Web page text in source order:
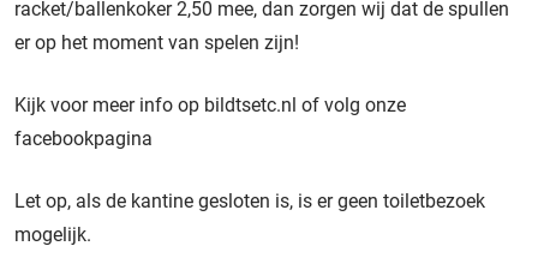
racket/ballenkoker 2,50 mee, dan zorgen wij dat de spullen
er op het moment van spelen zijn!
Kijk voor meer info op bildtsetc.nl of volg onze
facebookpagina
Let op, als de kantine gesloten is, is er geen toiletbezoek
mogelijk.